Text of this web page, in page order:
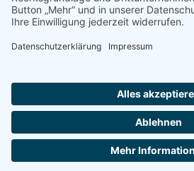
Anmeldung Newsletter BBSB-Inform
Unser Newsletter für